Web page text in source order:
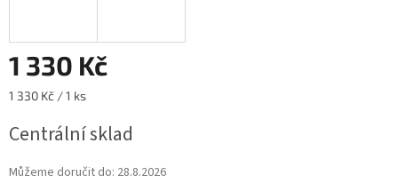
1 330 Kč
Měrná
1 330 Kč / 1 ks
Centrální sklad
Můžeme doručit do: 28.8.2026